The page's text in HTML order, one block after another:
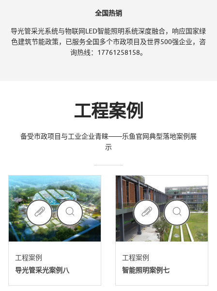
全国热销
导光管采光系统与物联网LED智能照明系统深度融合，响应国家绿
色建筑节能政策，已服务全国多个市政项目及世界500强企业，咨
询热线：17761258158。
工程案例
备受市政项目与工业企业青睐——乐鱼官网典型落地案例展
示
工程案例
导光管采光案例八
工程案例
智能照明案例七